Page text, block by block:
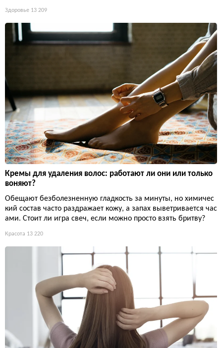
Здоровье 13 209
Кремы для удаления волос: работают ли они или только
воняют?
Обещают безболезненную гладкость за минуты, но химичес
кий состав часто раздражает кожу, а запах выветривается час
ами. Стоит ли игра свеч, если можно просто взять бритву?
Красота 13 220